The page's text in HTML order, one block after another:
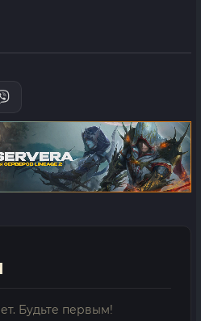
Будьте первым!